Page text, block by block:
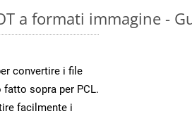
a formati immagine -
convertire i file
sopra per PCL.
facilmente i